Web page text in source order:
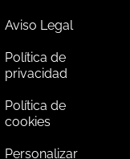
Aviso Legal
Política de
privacidad
Política de
cookies
Personalizar